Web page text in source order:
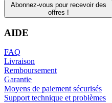
Abonnez-vous pour recevoir des
offres !
AIDE
FAQ
Livraison
Remboursement
Garantie
Moyens de paiement sécurisés
Support technique et problèmes